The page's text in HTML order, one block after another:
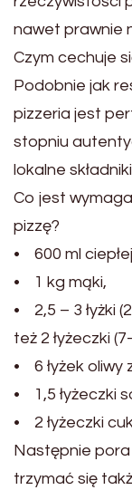
nawet prawnie
Czym cechuje
Podobnie jak
pizzeria jest
stopniu
lokalne
Co jest
pizzę?
• 600 ml
• 1 kg mąki,
• 2,5 – 3 łyżki
też 2 łyżeczki
• 6 łyżek oliwy
• 1,5 łyżeczki
• 2 łyżeczki
Następnie
trzymać się